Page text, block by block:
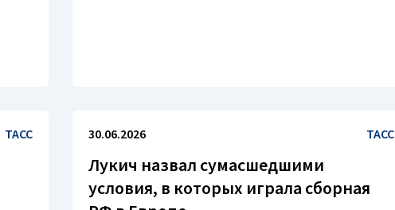
ТАСС 30.06.2026 ТАСС
Лукич назвал сумасшедшими
условия, в которых играла сборная